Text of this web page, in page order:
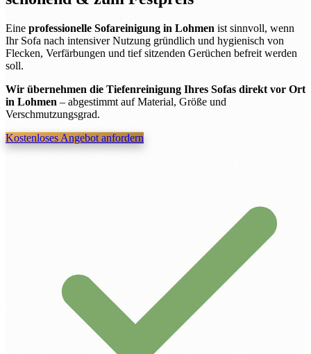
Eine professionelle Sofareinigung in Lohmen ist sinnvoll, wenn
Ihr Sofa nach intensiver Nutzung gründlich und hygienisch von
Flecken, Verfärbungen und tief sitzenden Gerüchen befreit werden
soll.
Wir übernehmen die Tiefenreinigung Ihres Sofas direkt vor Ort
in Lohmen – abgestimmt auf Material, Größe und
Verschmutzungsgrad.
Kostenloses Angebot anfordern